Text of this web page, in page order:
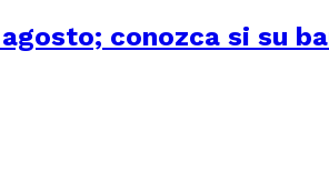
conozca si su